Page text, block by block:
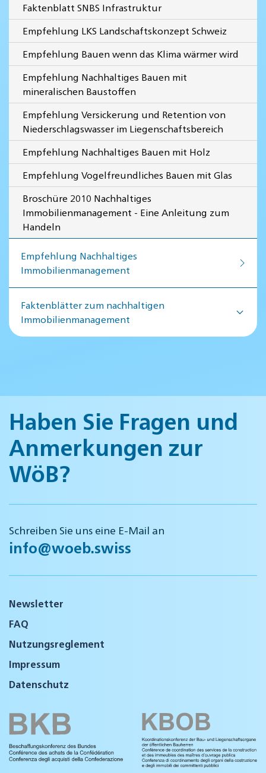
Faktenblatt SNBS Infrastruktur
Empfehlung LKS Landschaftskonzept Schweiz
Empfehlung Bauen wenn das Klima wärmer wird
Empfehlung Nachhaltiges Bauen mit
mineralischen Baustoffen
Empfehlung Versickerung und Retention von
Niederschlagswasser im Liegenschaftsbereich
Empfehlung Nachhaltiges Bauen mit Holz
Empfehlung Vogelfreundliches Bauen mit Glas
Broschüre 2010 Nachhaltiges
Immobilienmanagement - Eine Anleitung zum
Handeln
Empfehlung Nachhaltiges
Immobilienmanagement
Faktenblätter zum nachhaltigen
Immobilienmanagement
Haben Sie Fragen und
Anmerkungen zur
WöB?
Schreiben Sie uns eine E-Mail an
info@woeb.swiss
Newsletter
FAQ
Nutzungsreglement
Impressum
Datenschutz